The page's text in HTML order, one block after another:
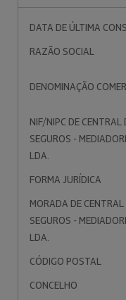
DATA DE ÚLTIMA
RAZÃO SOCIAL
DENOMINAÇÃO
NIF/NIPC DE CENTRAL
SEGUROS -
LDA.
FORMA JURÍDICA
MORADA DE CENTRAL
SEGUROS -
LDA.
CÓDIGO POSTAL
CONCELHO